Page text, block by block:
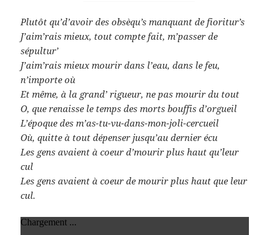
Plutôt qu’d’avoir des obsèqu’s manquant de fioritur’s
J’aim’rais mieux, tout compte fait, m’passer de
sépultur’
J’aim’rais mieux mourir dans l’eau, dans le feu,
n’importe où
Et même, à la grand’ rigueur, ne pas mourir du tout
O, que renaisse le temps des morts bouffis d’orgueil
L’époque des m’as-tu-vu-dans-mon-joli-cercueil
Où, quitte à tout dépenser jusqu’au dernier écu
Les gens avaient à coeur d’mourir plus haut qu’leur
cul
Les gens avaient à coeur de mourir plus haut que leur
cul.